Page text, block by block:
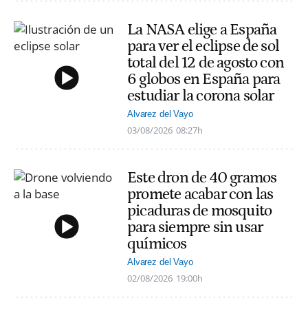
La NASA elige a España
para ver el eclipse de sol
total del 12 de agosto con
6 globos en España para
estudiar la corona solar
Alvarez del Vayo
03/08/2026 08:27h
Este dron de 40 gramos
promete acabar con las
picaduras de mosquito
para siempre sin usar
químicos
Alvarez del Vayo
02/08/2026 19:00h